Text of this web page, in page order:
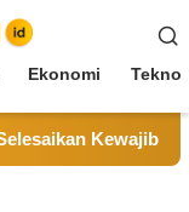
Ekonomi
Kewajiban